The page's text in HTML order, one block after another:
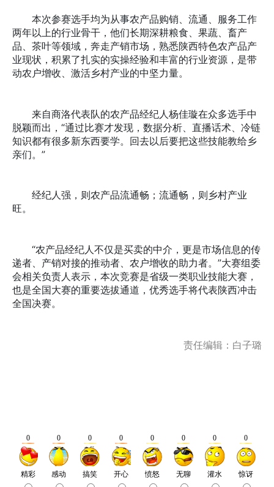
本次参赛选手均为从事农产品购销、流通、服务工作
两年以上的行业骨干，他们长期深耕粮食、果蔬、畜产
品、茶叶等领域，奔走产销市场，熟悉陕西特色农产品产
业现状，积累了扎实的实操经验和丰富的行业资源，是带
动农户增收、激活乡村产业的中坚力量。
来自商洛代表队的农产品经纪人杨佳璇在众多选手中
脱颖而出，“通过比赛才发现，数据分析、直播话术、冷链
知识都有很多新东西要学。回去以后要把这些技能教给乡
亲们。”
经纪人强，则农产品流通畅；流通畅，则乡村产业
旺。
“农产品经纪人不仅是买卖的中介，更是市场信息的传
递者、产销对接的推动者、农户增收的助力者。”大赛组委
会相关负责人表示，本次竞赛是省级一类职业技能大赛，
也是全国大赛的重要选拔通道，优秀选手将代表陕西冲击
全国决赛。
责任编辑：白子璐